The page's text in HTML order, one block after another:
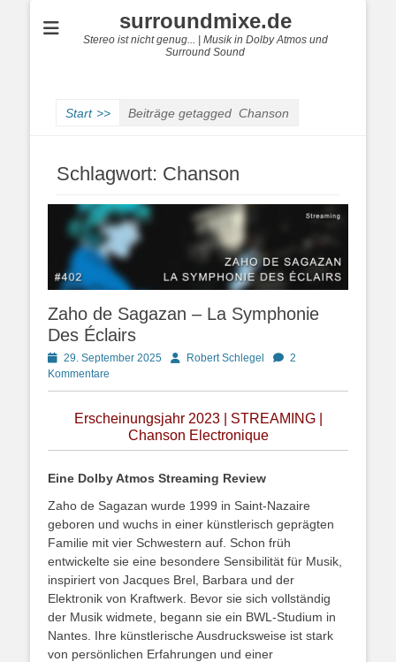
surroundmixe.de
Stereo ist nicht genug... | Musik in Dolby Atmos und
Surround Sound
Start >> Beiträge getagged Chanson
Schlagwort: Chanson
Zaho de Sagazan – La Symphonie
Des Éclairs
Posted
on
29. September 2025 AutorRobert Schlegel
2
Kommentare
Erscheinungsjahr 2023 | STREAMING |
Chanson Electronique
Eine Dolby Atmos Streaming Review
Zaho de Sagazan wurde 1999 in Saint-Nazaire
geboren und wuchs in einer künstlerisch geprägten
Familie mit vier Schwestern auf. Schon früh
entwickelte sie eine besondere Sensibilität für Musik,
inspiriert von Jacques Brel, Barbara und der
Elektronik von Kraftwerk. Bevor sie sich vollständig
der Musik widmete, begann sie ein BWL-Studium in
Nantes. Ihre künstlerische Ausdrucksweise ist stark
von persönlichen Erfahrungen und einer